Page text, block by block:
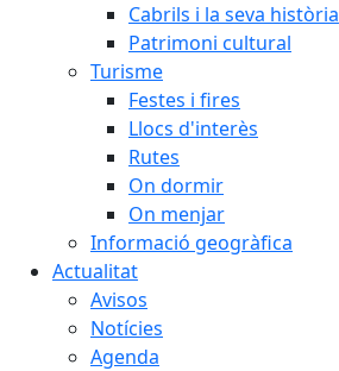
Cabrils i la seva història
Patrimoni cultural
Turisme
Festes i fires
Llocs d'interès
Rutes
On dormir
On menjar
Informació geogràfica
Actualitat
Avisos
Notícies
Agenda